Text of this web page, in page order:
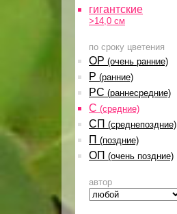
гигантские
>14,0 см
по сроку цветения
ОР (очень ранние)
Р (ранние)
РС (раннесредние)
С (средние)
СП (среднепоздние)
П (поздние)
ОП (очень поздние)
автор